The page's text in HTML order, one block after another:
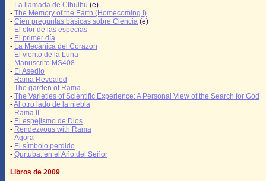
- La llamada de Cthulhu (e)
- The Memory of the Earth (Homecoming I)
- Cien preguntas básicas sobre Ciencia (e)
- El olor de las especias
- El primer día
- La Mecánica del Corazón
- El viento de la Luna
- Manuscrito MS408
- El Asedio
- Rama Revealed
- The garden of Rama
- The Varieties of Scientific Experience: A Personal View of the Search for God
-Al otro lado de la niebla
- Rama II
- El espejismo de Dios
- Rendezvous with Rama
- Ágora
- El símbolo perdido
- Qurtuba: en el Año del Señor
Libros de 2009